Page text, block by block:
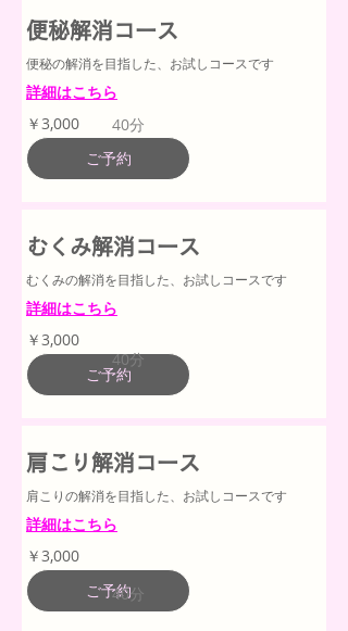
便秘解消コース
便秘の解消を目指した、お試しコースです
詳細はこちら
3,000
円
￥3,000
ご予約
むくみ解消コース
むくみの解消を目指した、お試しコースです
詳細はこちら
3,000
円
￥3,000
ご予約
肩こり解消コース
肩こりの解消を目指した、お試しコースです
詳細はこちら
3,000
円
￥3,000
ご予約
40分
40分
40分